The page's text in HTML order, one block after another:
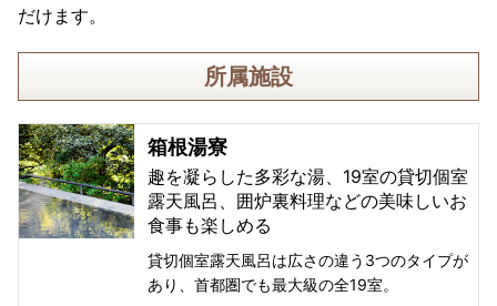
だけます。
所属施設
箱根湯寮
趣を凝らした多彩な湯、19室の貸切個室
露天風呂、囲炉裏料理などの美味しいお
食事も楽しめる
貸切個室露天風呂は広さの違う3つのタイプが
あり、首都圏でも最大級の全19室。